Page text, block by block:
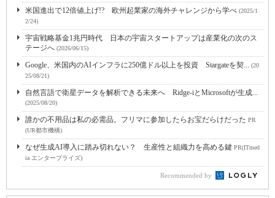
米国進出で12倍値上げ!? 欧州起業家の海外チャレンジから学べ (2025/1
2/24)
宇宙戦略基金1兆円時代 日本の宇宙スタートアップは産業化の次のス
テージへ (2026/06/15)
Google、米国内のAIインフラに250億ドル以上を投資 Stargateを契... (20
25/08/21)
自然言語で衛星データを解析できる未来へ Ridge-iとMicrosoftが生成...
(2025/08/20)
誰かの不用品は私の必需品。フリマに参加したらお宝だらけだった PR
(UR都市機構)
なぜ生成AI導入に踏み切れない？ 生産性と組織力を高める鍵 PR(ITmed
ia エンタープライズ)
Recommended by